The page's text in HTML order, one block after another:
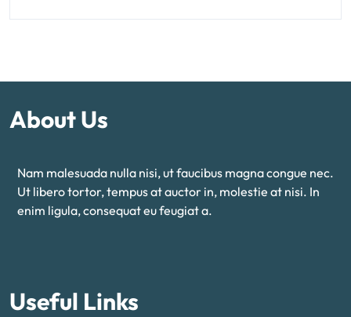
About Us
Nam malesuada nulla nisi, ut faucibus magna congue nec.
Ut libero tortor, tempus at auctor in, molestie at nisi. In
enim ligula, consequat eu feugiat a.
Useful Links